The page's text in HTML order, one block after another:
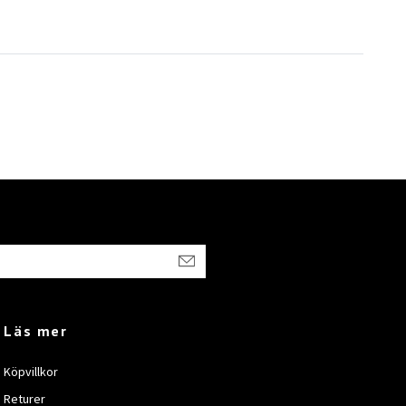
Läs mer
Köpvillkor
Returer